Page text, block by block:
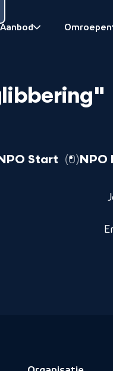
Aanbod
Omroepen
resultaten
Start 0 NPO